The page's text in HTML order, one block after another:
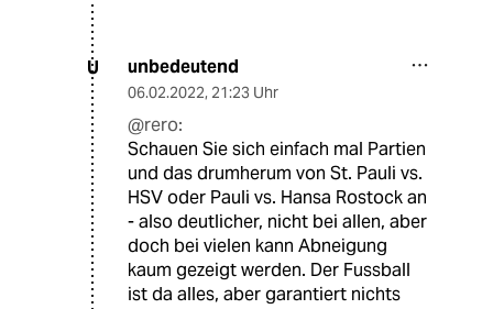
U unbedeutend
06.02.2022, 21:23 Uhr
@rero:
Schauen Sie sich einfach mal Partien
und das drumherum von St. Pauli vs.
HSV oder Pauli vs. Hansa Rostock an
- also deutlicher, nicht bei allen, aber
doch bei vielen kann Abneigung
kaum gezeigt werden. Der Fussball
ist da alles, aber garantiert nichts